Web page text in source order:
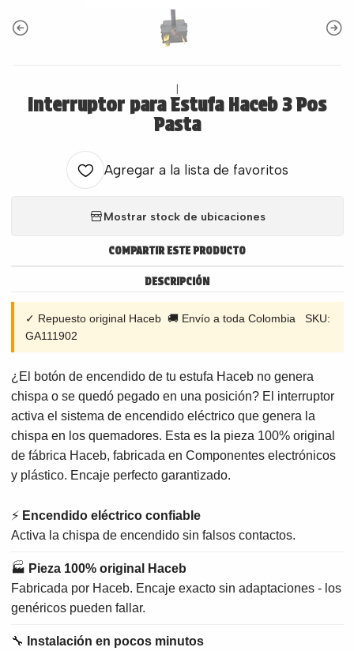
Interruptor para Estufa Haceb 3 Pos
Pasta
Agregar a la lista de favoritos
Mostrar stock de ubicaciones
COMPARTIR ESTE PRODUCTO
DESCRIPCIÓN
✓ Repuesto original Haceb 🚚 Envío a toda Colombia SKU:
GA111902
¿El botón de encendido de tu estufa Haceb no genera
chispa o se quedó pegado en una posición? El interruptor
activa el sistema de encendido eléctrico que genera la
chispa en los quemadores. Esta es la pieza 100% original
de fábrica Haceb, fabricada en Componentes electrónicos
y plástico. Encaje perfecto garantizado.
⚡ Encendido eléctrico confiable
Activa la chispa de encendido sin falsos contactos.
🏭 Pieza 100% original Haceb
Fabricada por Haceb. Encaje exacto sin adaptaciones - los
genéricos pueden fallar.
🔧
Instalación en pocos minutos